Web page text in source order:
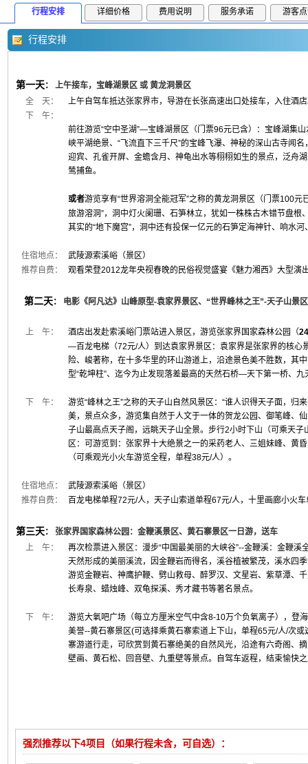
行程安排 详细价格 费用说明 服务承诺 游客
行程安排
第一天：
上午接车，宝峰湖景区 或 黄龙洞景区
全 天：
下 午：
上午自驾车抵达张家界市，导游在长张高速出口处接车，入住酒
前往游览“空中圣湖”—宝峰湖景区（门票96元已含）：宝峰湖集
峡平湖绝景、“飞流直下三千尺”的宝峰飞瀑、神秘的深山古寺闻
迎宾、孔雀开屏、金蟾含月、神龟出水等栩栩如生的景点，泛舟
鸶捕鱼。
或者游览享有“世界溶洞全能冠军”之称的黄龙洞景区（门票100
旅游溶洞”，洞中灯火阑珊、石笋林立，犹如一株株古木错节盘根
其实的“地下魔宫”，洞中还有投保一亿元的石笋定海神针、响水
住宿地点：
武陵源索溪峪（景区）
推荐自费：
观看荣登2012龙年央视春晚的民俗视觉盛宴《魅力湘西》大型演
第二天： 电影《阿凡达》山峰原型-袁家界景区、“世界峰林之王”-天子山景
上 午： 酒店出发赴索溪峪门票站进入景区，游览张家界国家森林公园（
—百龙电梯（72元/人）到达袁家界景区：袁家界是张家界的核心
险、峻著称，在十多华里的环山游道上，沿途景色美不胜数，其
型“乾坤柱”、迄今为止发现落差最高的天然石桥—天下第一桥、
下 午：
游览“峰林之王”之称的天子山自然风景区：“谁人识得天子面，归
美，景点众多，游览集自然于人文于一体的贺龙公园、御笔峰、
子山最高点天子阁，远眺天子山全景。步行2小时下山（可乘天
区：可游览到：张家界十大绝景之一的采药老人、三姐妹峰、黄
（可乘观光小火车游览全程，单程38元/人）。
住宿地点：
武陵源索溪峪（景区）
推荐自费：
百龙电梯单程72元/人，天子山索道单程67元/人，十里画廊小火
第三天：
张家界国家森林公园：金鞭溪景区、黄石寨景区一日游，送车
上 午：
再次检票进入景区：漫步“中国最美丽的大峡谷”--金鞭溪：金鞭
天然形成的美丽溪流，因金鞭岩而得名，溪谷植被繁茂，溪水四
游览金鞭岩、神鹰护鞭、劈山救母、醉罗汉、文星岩、紫草潭、
长寿泉、蜡烛峰、双龟探溪、秀才藏书等著名景点。
下 午：
游览大氧吧广场（每立方厘米空气中含8-10万个负氧离子），登
美誉--黄石寨景区(可选择乘黄石寨索道上下山，单程65元/人/次
寨游道行走，可欣赏到黄石寨绝美的自然风光，沿途有六奇阁、
壁画、黄石松、回音壁、九重壁等景点。自驾车返程，结束愉快
强烈推荐以下4项目（如果行程未含，可自选）：